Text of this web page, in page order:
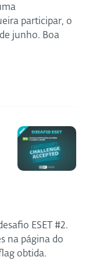
participar, o
junho. Boa
ESET #2.
na página do
obtida.